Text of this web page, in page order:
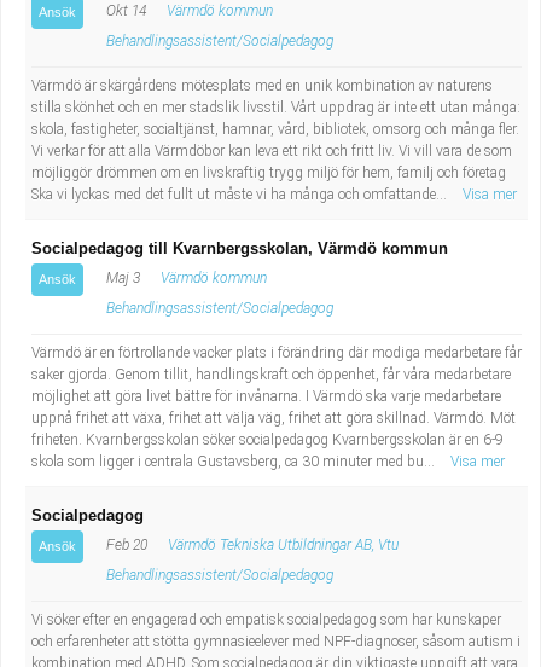
Ansök Okt 14
Värmdö kommun
Behandlingsassistent/Socialpedagog
Värmdö är skärgårdens mötesplats med en unik kombination av naturens
stilla skönhet och en mer stadslik livsstil. Vårt uppdrag är inte ett utan många:
skola, fastigheter, socialtjänst, hamnar, vård, bibliotek, omsorg och många fler.
Vi verkar för att alla Värmdöbor kan leva ett rikt och fritt liv. Vi vill vara de som
möjliggör drömmen om en livskraftig trygg miljö för hem, familj och företag
Ska vi lyckas med det fullt ut måste vi ha många och omfattande...
Visa mer
Socialpedagog till Kvarnbergsskolan, Värmdö kommun
Ansök Maj 3
Värmdö kommun
Behandlingsassistent/Socialpedagog
Värmdö är en förtrollande vacker plats i förändring där modiga medarbetare får
saker gjorda. Genom tillit, handlingskraft och öppenhet, får våra medarbetare
möjlighet att göra livet bättre för invånarna. I Värmdö ska varje medarbetare
uppnå frihet att växa, frihet att välja väg, frihet att göra skillnad. Värmdö. Möt
friheten. Kvarnbergsskolan söker socialpedagog Kvarnbergsskolan är en 6-9
skola som ligger i centrala Gustavsberg, ca 30 minuter med bu...
Visa mer
Socialpedagog
Ansök Feb 20
Värmdö Tekniska Utbildningar AB, Vtu
Behandlingsassistent/Socialpedagog
Vi söker efter en engagerad och empatisk socialpedagog som har kunskaper
och erfarenheter att stötta gymnasieelever med NPF-diagnoser, såsom autism i
kombination med ADHD. Som socialpedagog är din viktigaste uppgift att vara